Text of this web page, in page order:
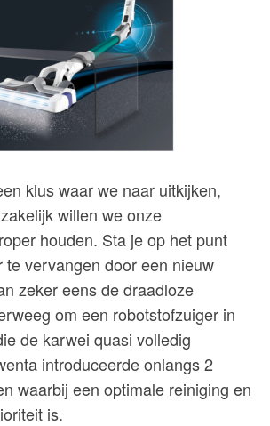
klus waar we naar uitkijken,
willen we onze
houden. Sta je op het punt
te vervangen door een nieuw
zeker eens de draadloze
om een robotstofzuiger in
de karwei quasi volledig
introduceerde onlangs 2
waarbij een optimale reiniging en
is.